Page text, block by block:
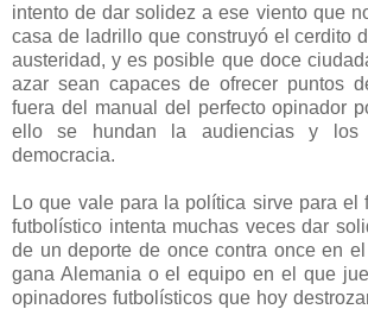
intento de dar solidez a ese viento que
casa de ladrillo que construyó el cerdito
austeridad, y es posible que doce
azar sean capaces de ofrecer puntos
fuera del manual del perfecto opinador
ello se hundan la audiencias y los
democracia.
Lo que vale para la política sirve para el
futbolístico intenta muchas veces dar
de un deporte de once contra once en
gana Alemania o el equipo en el que
opinadores futbolísticos que hoy